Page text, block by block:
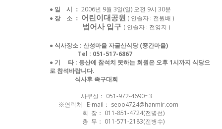
● 일 시 ： 2006년 9월 3일(일) 오전 9시 30분
● 장 소 ： 어린이대공원 ( 인솔자 : 전원배 )
범어사 입구 ( 인솔자 : 전영지 )
● 식사장소 : 산성마을 자굴산식당 (중간마을)
Tel : 051-517-6867
● 기 타 : 등산에 참석치 못하는 회원은 오후 1시까지 식당으
로 참석바랍니다.
식사후 족구대회
사무실： 051-972-4690~3
※연락처 E-mail： seoo4724@hanmir.com
회 장： 011-851-4724(전병선)
총 무： 011-571-2183(전병수)